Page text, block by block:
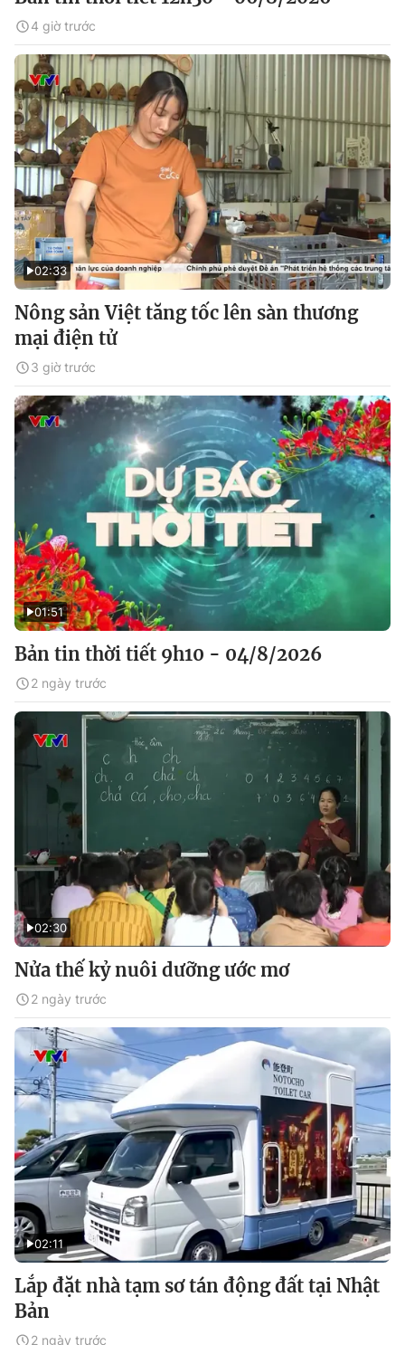
4 giờ trước
02:33
Nông sản Việt tăng tốc lên sàn thương
mại điện tử
3 giờ trước
01:51
Bản tin thời tiết 9h10 - 04/8/2026
2 ngày trước
02:30
Nửa thế kỷ nuôi dưỡng ước mơ
2 ngày trước
02:11
Lắp đặt nhà tạm sơ tán động đất tại Nhật
Bản
2 ngày trước